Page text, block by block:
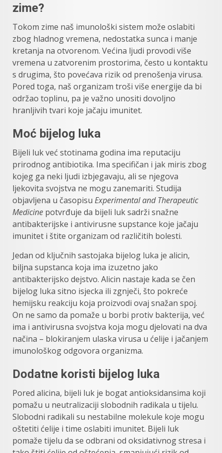
zime?
Tokom zime naš imunološki sistem može oslabiti
zbog hladnog vremena, nedostatka sunca i manje
kretanja na otvorenom. Većina ljudi provodi više
vremena u zatvorenim prostorima, često u kontaktu
s drugima, što povećava rizik od prenošenja virusa.
Pored toga, naš organizam troši više energije da bi
održao toplinu, pa je važno unositi dovoljno
hranljivih tvari koje jačaju imunitet.
Moć bijelog luka
Bijeli luk već stotinama godina ima reputaciju
prirodnog antibiotika. Ima specifičan i jak miris zbog
kojeg ga neki ljudi izbjegavaju, ali se njegova
ljekovita svojstva ne mogu zanemariti. Studija
objavljena u časopisu Experimental and Therapeutic
Medicine potvrđuje da bijeli luk sadrži snažne
antibakterijske i antivirusne supstance koje jačaju
imunitet i štite organizam od različitih bolesti.
Jedan od ključnih sastojaka bijelog luka je alicin,
biljna supstanca koja ima izuzetno jako
antibakterijsko dejstvo. Alicin nastaje kada se čen
bijelog luka sitno isjecka ili zgnječi, što pokreće
hemijsku reakciju koja proizvodi ovaj snažan spoj.
On ne samo da pomaže u borbi protiv bakterija, već
ima i antivirusna svojstva koja mogu djelovati na dva
načina – blokiranjem ulaska virusa u ćelije i jačanjem
imunološkog odgovora organizma.
Dodatne koristi bijelog luka
Pored alicina, bijeli luk je bogat antioksidansima koji
pomažu u neutralizaciji slobodnih radikala u tijelu.
Slobodni radikali su nestabilne molekule koje mogu
oštetiti ćelije i time oslabiti imunitet. Bijeli luk
pomaže tijelu da se odbrani od oksidativnog stresa i